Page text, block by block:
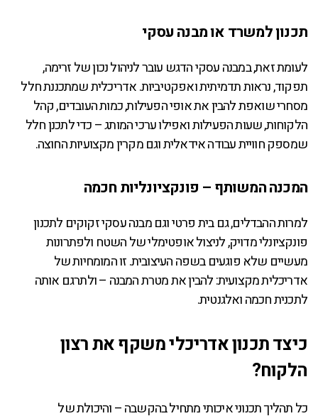
תכנון למשרד או מבנה עסקי
לעומת זאת, במבנה עסקי הדגש עובר לניהול נכון של זרימה,
תפקוד, נראות תדמיתית ואפקטיביות. אדריכלית שמתכננת חלל
מסחרי שואפת להבין את אופי הפעילות, כמות העובדים, קהל
הלקוחות, שעות הפעילות ואפילו ערכי המותג – כדי לתכנן חלל
שמספק חוויית עבודה אידאלית וגם מקרין מקצועיות החוצה.
המכנה המשותף – פונקציונליות חכמה
למרות ההבדלים, גם בית פרטי וגם מבנה עסקי זקוקים לתכנון
פונקציונלי מדויק, לניצול אופטימלי של השטח ולפתרונות
מעשיים שלא פוגעים בשפה העיצובית. זו המומחיות של
אדריכלית מקצועית: להבין את מטרת המבנה – ולתרגם אותה
לתכנית חכמה ואלגנטית.
כיצד תכנון אדריכלי משקף את רצון
הלקוח?
כל תהליך תכנוני איכותי מתחיל בהקשבה – והיכולת של